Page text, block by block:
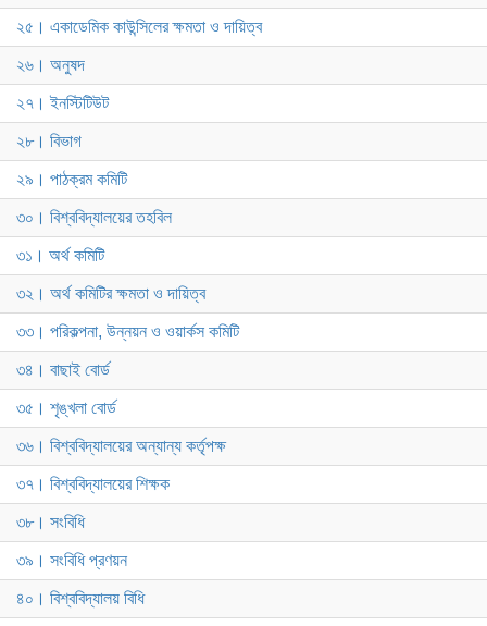
২৫। একাডেমিক কাউন্সিলের ক্ষমতা ও দায়িত্ব
২৬। অনুষদ
২৭। ইনস্টিটিউট
২৮। বিভাগ
২৯। পাঠক্রম কমিটি
৩০। বিশ্ববিদ্যালয়ের তহবিল
৩১। অর্থ কমিটি
৩২। অর্থ কমিটির ক্ষমতা ও দায়িত্ব
৩৩। পরিকল্পনা, উন্নয়ন ও ওয়ার্কস কমিটি
৩৪। বাছাই বোর্ড
৩৫। শৃঙ্খলা বোর্ড
৩৬। বিশ্ববিদ্যালয়ের অন্যান্য কর্তৃপক্ষ
৩৭। বিশ্ববিদ্যালয়ের শিক্ষক
৩৮। সংবিধি
৩৯। সংবিধি প্রণয়ন
৪০। বিশ্ববিদ্যালয় বিধি